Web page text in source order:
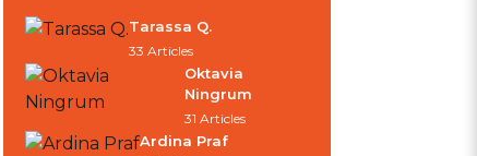
Tarassa Q.
33 Articles
Oktavia
Ningrum
31 Articles
Ardina Praf